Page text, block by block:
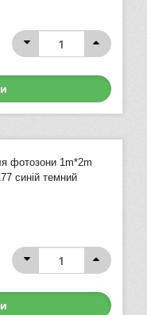
фотозони 1m*2m
синій темний